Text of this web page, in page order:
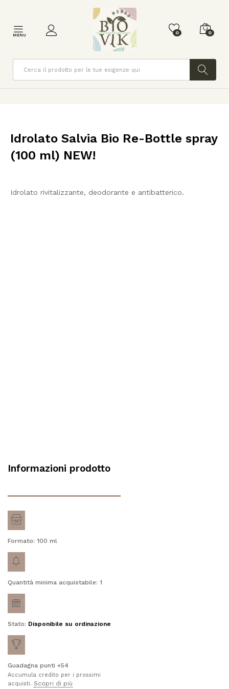
MENU 0 0
Cerca
Idrolato Salvia Bio Re-Bottle spray
(100 ml) NEW!
Idrolato rivitalizzante, deodorante e antibatterico.
Informazioni prodotto
Formato: 100 ml
Quantità minima acquistabile: 1
Stato: Disponibile su ordinazione
Guadagna punti +54
Accumula credito per i prossimi
acquisti. Scopri di più